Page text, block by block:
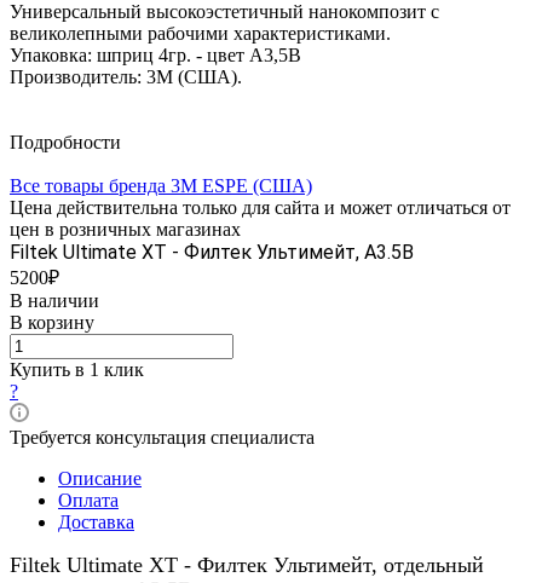
Универсальный высокоэстетичный нанокомпозит c
великолепными рабочими характеристиками.
Упаковка: шприц 4гр. - цвет A3,5B
Производитель: 3М (США).
Подробности
Все товары бренда 3M ESPE (США)
Цена действительна только для сайта и может отличаться от
цен в розничных магазинах
Filtek Ultimate XT - Филтек Ультимейт, A3.5B
5200₽
В наличии
В корзину
Купить в 1 клик
?
Требуется консультация специалиста
Описание
Оплата
Доставка
Filtek Ultimate XT - Филтек Ультимейт, отдельный